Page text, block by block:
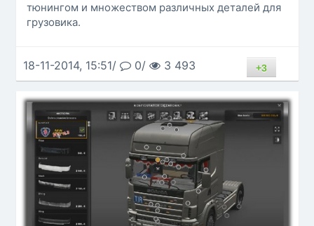
тюнингом и множеством различных деталей для
грузовика.
18-11-2014, 15:51/ 0/ 3 493 +3